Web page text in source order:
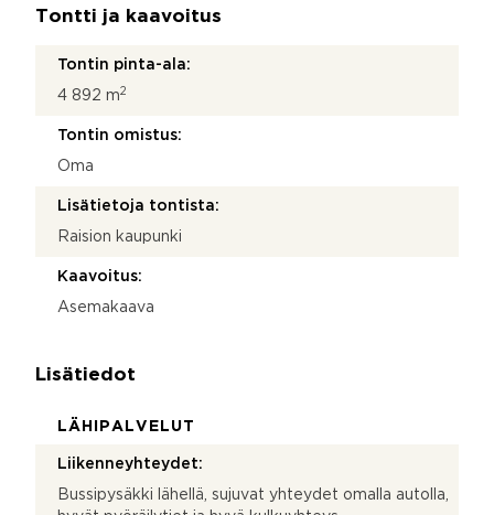
Tontti ja kaavoitus
Tontin pinta-ala:
4 892 m2
Tontin omistus:
Oma
Lisätietoja tontista:
Raision kaupunki
Kaavoitus:
Asemakaava
Lisätiedot
LÄHIPALVELUT
Liikenneyhteydet:
Bussipysäkki lähellä, sujuvat yhteydet omalla autolla,